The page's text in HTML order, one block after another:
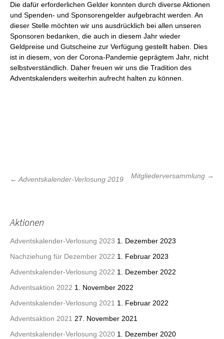
Die dafür erforderlichen Gelder konnten durch diverse Aktionen
und Spenden- und Sponsorengelder aufgebracht werden. An
dieser Stelle möchten wir uns ausdrücklich bei allen unseren
Sponsoren bedanken, die auch in diesem Jahr wieder
Geldpreise und Gutscheine zur Verfügung gestellt haben. Dies
ist in diesem, von der Corona-Pandemie geprägtem Jahr, nicht
selbstverständlich. Daher freuen wir uns die Tradition des
Adventskalenders weiterhin aufrecht halten zu können.
Beitrags-
Navigation
← Adventskalender-Verlosung 2019 Mitgliederversammlung →
Aktionen
Adventskalender-Verlosung 2023 1. Dezember 2023
Nachziehung für Dezember 2022 1. Februar 2023
Adventskalender-Verlosung 2022 1. Dezember 2022
Adventsaktion 2022 1. November 2022
Adventskalender-Verlosung 2021 1. Februar 2022
Adventsaktion 2021 27. November 2021
Adventskalender-Verlosung 2020 1. Dezember 2020